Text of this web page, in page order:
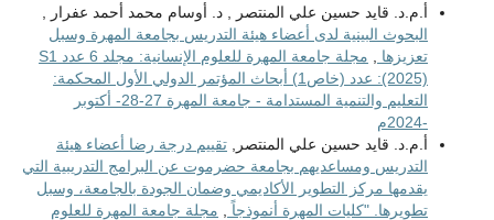
أ.م.د. قايد حسين علي المنتصر , د. أوسام محمد أحمد عفرار ,
البحوث البينية لدى أعضاء هيئة التدريس بجامعة المهرة وسبل
تعزيزها
مجلة جامعة المهرة للعلوم الإنسانية: مجلد 6 عدد S1
(2025): عدد (خاص1) أبحاث المؤتمر الدولي الأول المحكمة:
التعليم والتنمية المستدامة - جامعة المهرة 27-28- أكتوبر
-2024م
أ.م.د. قايد حسين علي المنتصر, تقييم درجة رضا أعضاء هيئة
التدريس ومساعديهم بجامعة حضرموت عن البرامج التدريبية التي
يقدمها مركز التطوير الأكاديمي وضمان الجودة بالجامعة، وسبل
تطويرها. "كليات المهرة أنموذجاً
مجلة جامعة المهرة للعلوم